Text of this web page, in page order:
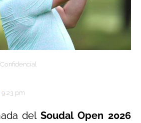
9:23 pm
delSoudal Open 2026